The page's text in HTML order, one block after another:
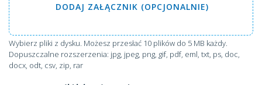
DODAJ ZAŁĄCZNIK (OPCJONALNIE)
Wybierz pliki z dysku. Możesz przesłać 10 plików do 5 MB każdy.
Dopuszczalne rozszerzenia: jpg, jpeg, png, gif, pdf, eml, txt, ps, doc,
docx, odt, csv, zip, rar